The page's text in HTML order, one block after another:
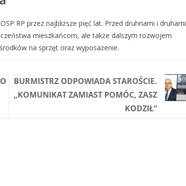
RP przez najbliższe pięć lat. Przed druhnami i druhami
mieszkańcom, ale także dalszym rozwojem
na sprzęt oraz wyposażenie.
BURMISTRZ ODPOWIADA STAROŚCIE.
„KOMUNIKAT ZAMIAST POMÓC, ZASZ
KODZIŁ”